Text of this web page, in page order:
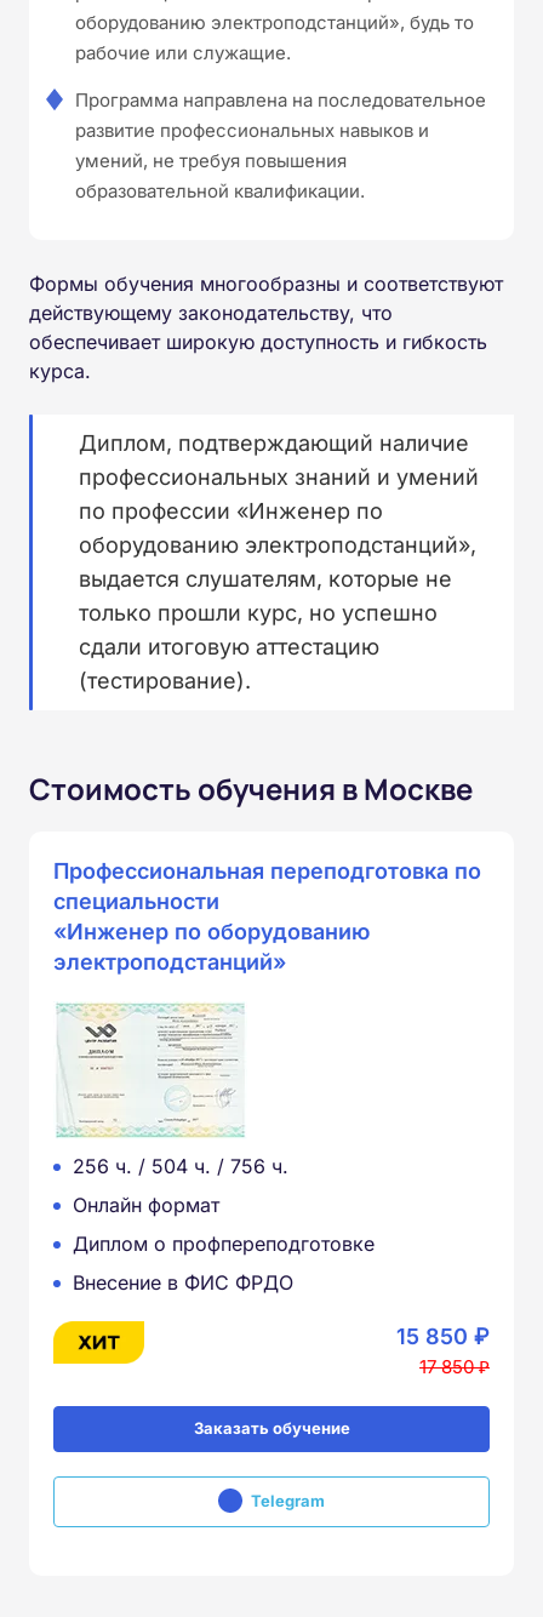
оборудованию электроподстанций», будь то
рабочие или служащие.
Программа направлена на последовательное
развитие профессиональных навыков и
умений, не требуя повышения
образовательной квалификации.
Формы обучения многообразны и соответствуют
действующему законодательству, что
обеспечивает широкую доступность и гибкость
курса.
Диплом, подтверждающий наличие
профессиональных знаний и умений
по профессии «Инженер по
оборудованию электроподстанций»,
выдается слушателям, которые не
только прошли курс, но успешно
сдали итоговую аттестацию
(тестирование).
Стоимость обучения в Москве
Профессиональная переподготовка по
специальности
«Инженер по оборудованию
электроподстанций»
256 ч. / 504 ч. / 756 ч.
Онлайн формат
Диплом о профпереподготовке
Внесение в ФИС ФРДО
15 850 ₽
17 850 ₽
Заказать обучение
Telegram